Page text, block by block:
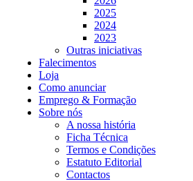
2025
2024
2023
Outras iniciativas
Falecimentos
Loja
Como anunciar
Emprego & Formação
Sobre nós
A nossa história
Ficha Técnica
Termos e Condições
Estatuto Editorial
Contactos